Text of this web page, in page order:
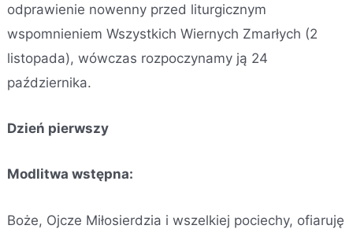
odprawienie nowenny przed liturgicznym
wspomnieniem Wszystkich Wiernych Zmarłych (2
listopada), wówczas rozpoczynamy ją 24
października.
Dzień pierwszy
Modlitwa wstępna:
Boże, Ojcze Miłosierdzia i wszelkiej pociechy, ofiaruję